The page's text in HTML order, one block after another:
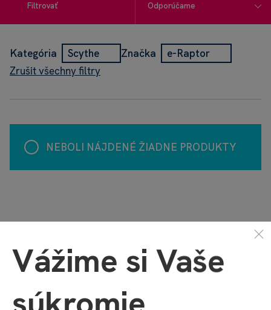
Filtrovať
Kategória Scythe Značka
e-Raptor
Zrušit všechny filtry
NEBOLI NÁJDENÉ ŽIADNE PRODUKTY
Doprava zadarmo,
pre každý nákup nad 45 EUR
Rýchle expedovanie
Vážime si Vaše